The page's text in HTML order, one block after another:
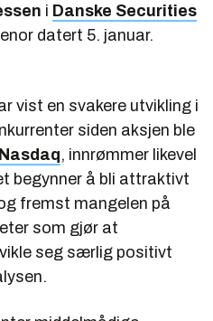
i Danske Securities
datert 5. januar.
vist en svakere utvikling i
siden aksjen ble
Nasdaq, innrømmer likevel
begynner å bli attraktivt
fremst mangelen på
som gjør at
seg særlig positivt